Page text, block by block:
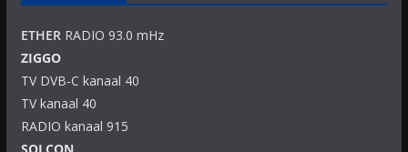
ETHERRADIO 93.0 mHz
ZIGGO
TV DVB-C kanaal 40
TV kanaal 40
RADIO kanaal 915